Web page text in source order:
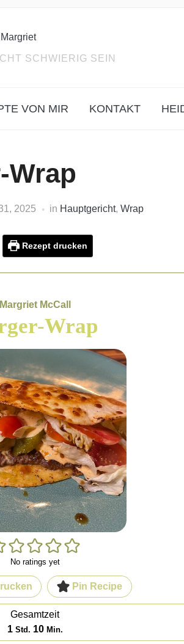
SCHWIERIG SEIN
VON MIR KONTAKT
Wrap
2025 in Hauptgericht, Wrap
Rezept drucken
Margriet McCall
Wrap
No ratings yet
Pin Recipe
Gesamtzeit
1 Stunde
Std. 10Minuten
Min.